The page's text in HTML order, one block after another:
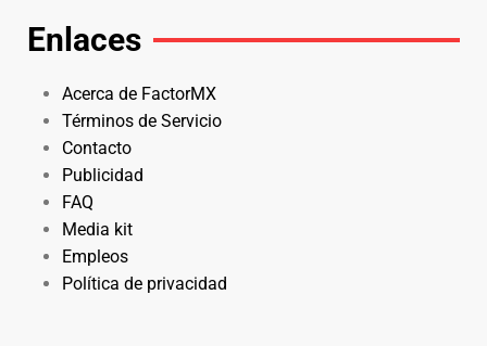
Enlaces
Acerca de FactorMX
Términos de Servicio
Contacto
Publicidad
FAQ
Media kit
Empleos
Política de privacidad